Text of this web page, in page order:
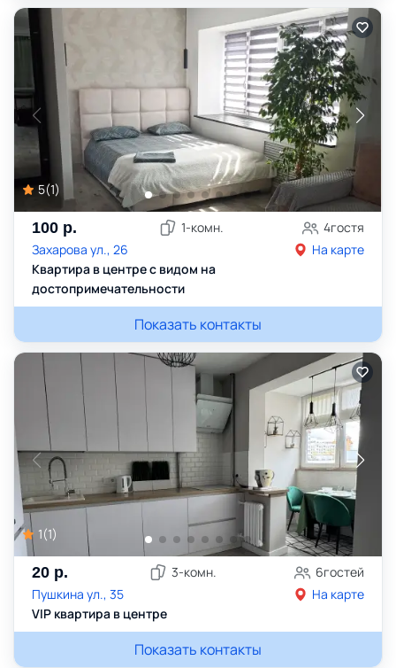
5(1)
100 р. 1-комн. 4гостя
Захарова ул., 26
На карте
Квартира в центре с видом на
достопримечательности
Показать контакты
1(1)
20 р. 3-комн. 6гостей
Пушкина ул., 35
На карте
VIP квартира в центре
Показать контакты